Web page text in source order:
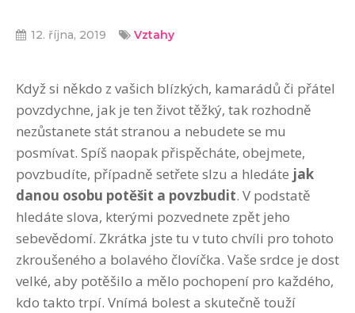
12. října, 2019 Vztahy
Když si někdo z vašich blízkých, kamarádů či přátel
povzdychne, jak je ten život těžký, tak rozhodně
nezůstanete stát stranou a nebudete se mu
posmívat. Spíš naopak přispěcháte, obejmete,
povzbudíte, případně setřete slzu a hledáte jak
danou osobu potěšit a povzbudit. V podstatě
hledáte slova, kterými pozvednete zpět jeho
sebevědomí. Zkrátka jste tu v tuto chvíli pro tohoto
zkroušeného a bolavého človíčka. Vaše srdce je dost
velké, aby potěšilo a mělo pochopení pro každého,
kdo takto trpí. Vnímá bolest a skutečně touží